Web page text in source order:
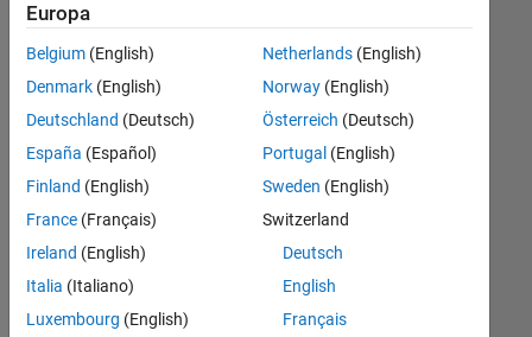
Ihren
Suchkriterien
entsprechen.
können
die
Suchkriterien
weiter
fassen
oder
alle
Stellenangebote
anzeigen .
Europa
Belgium (English)
Denmark (English)
Deutschland (Deutsch)
España (Español)
Finland (English)
France (Français)
Ireland (English)
Italia (Italiano)
Luxembourg (English)
Netherlands(English)
Norway(English)
Österreich (Deutsch)
Portugal (English)
Sweden (English)
Switzerland
Deutsch
English
Français